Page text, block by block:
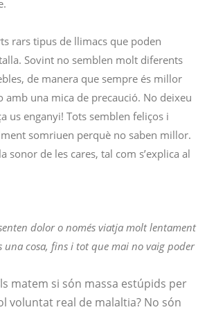
rars tipus de llimacs que poden
Sovint no semblen molt diferents
de manera que sempre és millor
amb una mica de precaució. No deixeu
us enganyi! Tots semblen feliços i
somriuen perquè no saben millor.
sonor de les cares, tal com s’explica al
dolor o només viatja molt lentament
una cosa, fins i tot que mai no vaig poder
matem si són massa estúpids per
voluntat real de malaltia? No són